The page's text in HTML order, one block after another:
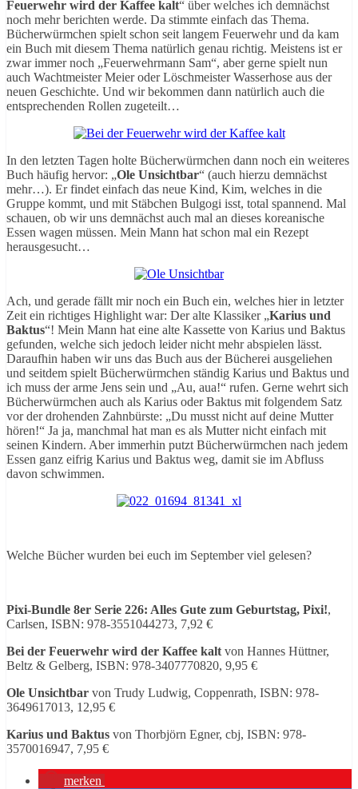
Feuerwehr wird der Kaffee kalt“ über welches ich demnächst
noch mehr berichten werde. Da stimmte einfach das Thema.
Bücherwürmchen spielt schon seit langem Feuerwehr und da kam
ein Buch mit diesem Thema natürlich genau richtig. Meistens ist er
zwar immer noch „Feuerwehrmann Sam“, aber gerne spielt nun
auch Wachtmeister Meier oder Löschmeister Wasserhose aus der
neuen Geschichte. Und wir bekommen dann natürlich auch die
entsprechenden Rollen zugeteilt…
In den letzten Tagen holte Bücherwürmchen dann noch ein weiteres
Buch häufig hervor: „Ole Unsichtbar“ (auch hierzu demnächst
mehr…). Er findet einfach das neue Kind, Kim, welches in die
Gruppe kommt, und mit Stäbchen Bulgogi isst, total spannend. Mal
schauen, ob wir uns demnächst auch mal an dieses koreanische
Essen wagen müssen. Mein Mann hat schon mal ein Rezept
herausgesucht…
Ach, und gerade fällt mir noch ein Buch ein, welches hier in letzter
Zeit ein richtiges Highlight war: Der alte Klassiker „Karius und
Baktus“! Mein Mann hat eine alte Kassette von Karius und Baktus
gefunden, welche sich jedoch leider nicht mehr abspielen lässt.
Daraufhin haben wir uns das Buch aus der Bücherei ausgeliehen
und seitdem spielt Bücherwürmchen ständig Karius und Baktus und
ich muss der arme Jens sein und „Au, aua!“ rufen. Gerne wehrt sich
Bücherwürmchen auch als Karius oder Baktus mit folgendem Satz
vor der drohenden Zahnbürste: „Du musst nicht auf deine Mutter
hören!“ Ja ja, manchmal hat man es als Mutter nicht einfach mit
seinen Kindern. Aber immerhin putzt Bücherwürmchen nach jedem
Essen ganz eifrig Karius und Baktus weg, damit sie im Abfluss
davon schwimmen.
Welche Bücher wurden bei euch im September viel gelesen?
Pixi-Bundle 8er Serie 226: Alles Gute zum Geburtstag, Pixi!,
Carlsen, ISBN: 978-3551044273, 7,92 €
Bei der Feuerwehr wird der Kaffee kalt von Hannes Hüttner,
Beltz & Gelberg, ISBN: 978-3407770820, 9,95 €
Ole Unsichtbar von Trudy Ludwig, Coppenrath, ISBN: 978-
3649617013, 12,95 €
Karius und Baktus von Thorbjörn Egner, cbj, ISBN: 978-
3570016947, 7,95 €
merken